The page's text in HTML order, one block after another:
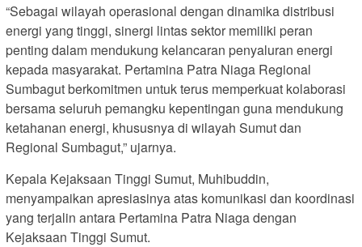
“Sebagai wilayah operasional dengan dinamika distribusi
energi yang tinggi, sinergi lintas sektor memiliki peran
penting dalam mendukung kelancaran penyaluran energi
kepada masyarakat. Pertamina Patra Niaga Regional
Sumbagut berkomitmen untuk terus memperkuat kolaborasi
bersama seluruh pemangku kepentingan guna mendukung
ketahanan energi, khususnya di wilayah Sumut dan
Regional Sumbagut,” ujarnya.
Kepala Kejaksaan Tinggi Sumut, Muhibuddin,
menyampaikan apresiasinya atas komunikasi dan koordinasi
yang terjalin antara Pertamina Patra Niaga dengan
Kejaksaan Tinggi Sumut.